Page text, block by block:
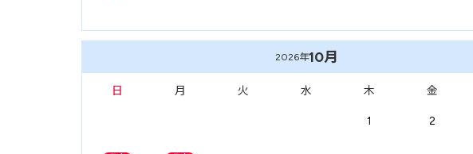
2026年10月
日 月 火 水 木 金
1 2